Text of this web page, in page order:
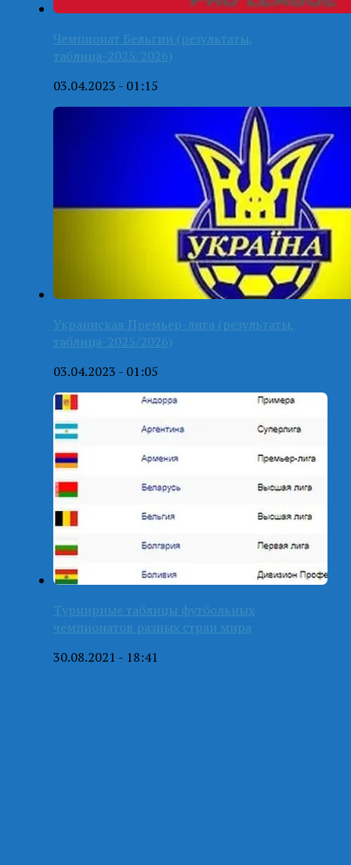
Чемпионат Бельгии (результаты,
таблица-2025/2026)
03.04.2023 - 01:15
Украинская Премьер-лига (результаты,
таблица-2025/2026)
03.04.2023 - 01:05
Турнирные таблицы футбольных
чемпионатов разных стран мира
30.08.2021 - 18:41